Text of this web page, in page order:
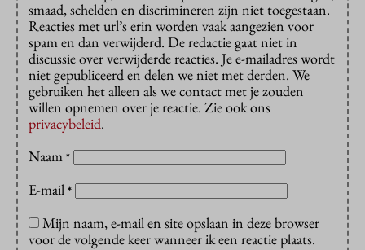
smaad, schelden en discrimineren zijn niet toegestaan.
Reacties met url’s erin worden vaak aangezien voor
spam en dan verwijderd. De redactie gaat niet in
discussie over verwijderde reacties. Je e-mailadres wordt
niet gepubliceerd en delen we niet met derden. We
gebruiken het alleen als we contact met je zouden
willen opnemen over je reactie. Zie ook ons
privacybeleid.
Naam *
E-mail *
Mijn naam, e-mail en site opslaan in deze browser
voor de volgende keer wanneer ik een reactie plaats.